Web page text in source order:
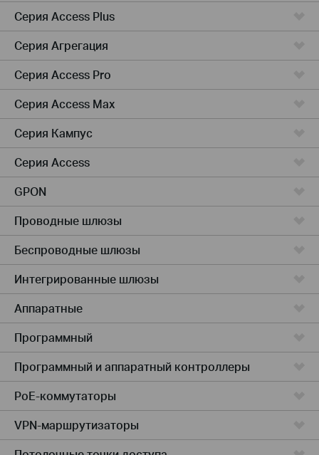
Серия Access Plus
Серия Агрегация
Серия Access Pro
Серия Access Max
Серия Кампус
Серия Access
GPON
Проводные шлюзы
Беспроводные шлюзы
Интегрированные шлюзы
Аппаратные
Программный
Программный и аппаратный контроллеры
PoE-коммутаторы
VPN-маршрутизаторы